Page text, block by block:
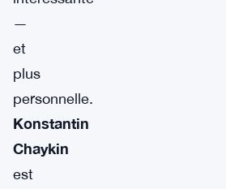
—
et
plus
personnelle.
Konstantin
Chaykin
est